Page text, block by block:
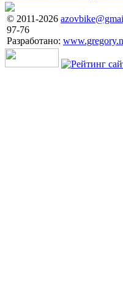
© 2011-2026
97-76
Разработано: